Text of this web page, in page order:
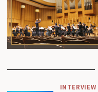
INTERVIEW